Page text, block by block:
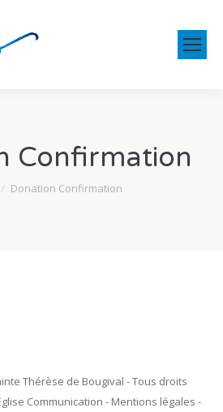
Confirmation
ici :
Donation Confirmation
Thérèse de Bougival - Tous droits
Communication - Mentions légales -